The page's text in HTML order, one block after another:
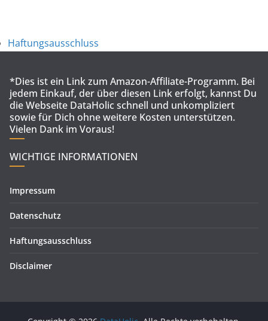
Haftungsausschluss
*Dies ist ein Link zum Amazon-Affiliate-Programm. Bei
jedem Einkauf, der über diesen Link erfolgt, kannst Du
die Webseite DataHolic schnell und unkompliziert
sowie für Dich ohne weitere Kosten unterstützen.
Vielen Dank im Voraus!
WICHTIGE INFORMATIONEN
Impressum
Datenschutz
Haftungsausschluss
Disclaimer